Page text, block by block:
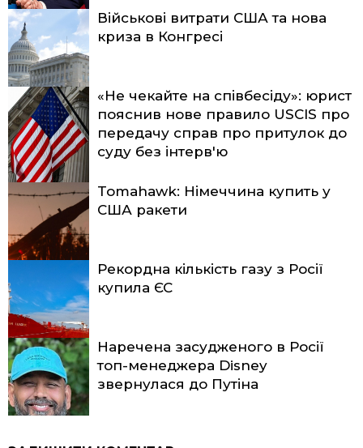
Військові витрати США та нова
криза в Конгресі
«Не чекайте на співбесіду»: юрист
пояснив нове правило USCIS про
передачу справ про притулок до
суду без інтерв'ю
Tomahawk: Німеччина купить у
США ракети
Рекордна кількість газу з Росії
купила ЄС
Наречена засудженого в Росії
топ-менеджера Disney
звернулася до Путіна